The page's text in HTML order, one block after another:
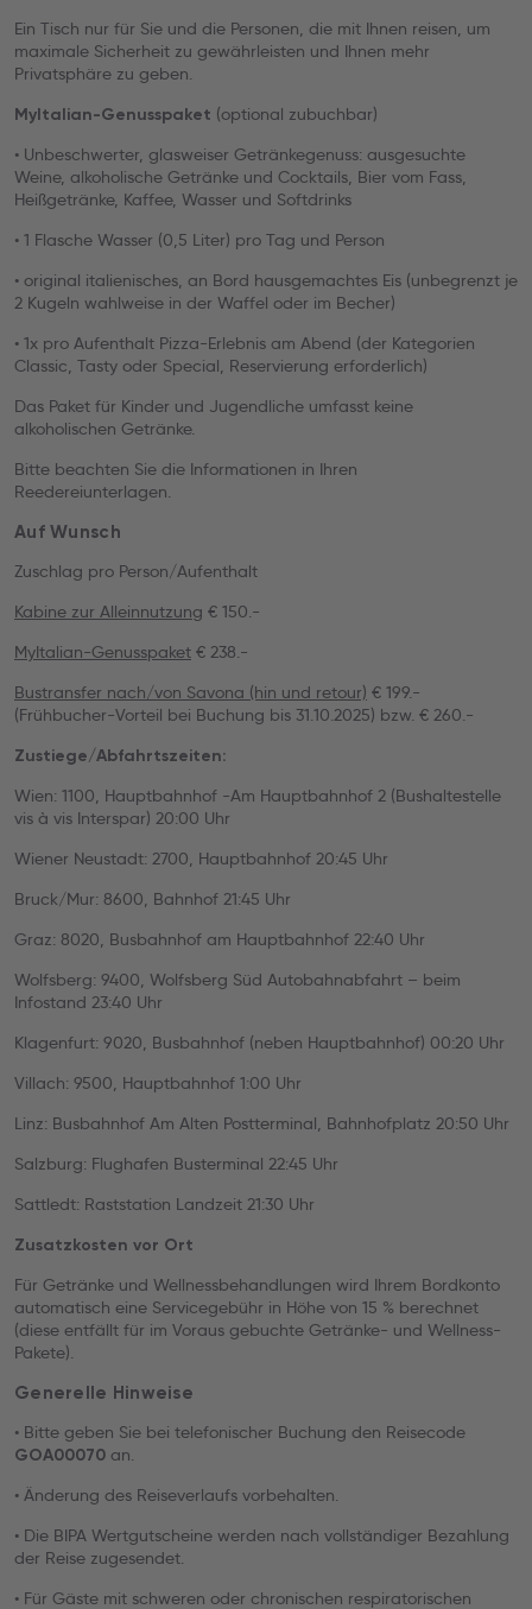
Ein Tisch nur für Sie und die Personen, die mit Ihnen reisen, um
maximale Sicherheit zu gewährleisten und Ihnen mehr
Privatsphäre zu geben.
MyItalian-Genusspaket (optional zubuchbar)
• Unbeschwerter, glasweiser Getränkegenuss: ausgesuchte
Weine, alkoholische Getränke und Cocktails, Bier vom Fass,
Heißgetränke, Kaffee, Wasser und Softdrinks
• 1 Flasche Wasser (0,5 Liter) pro Tag und Person
• original italienisches, an Bord hausgemachtes Eis (unbegrenzt je
2 Kugeln wahlweise in der Waffel oder im Becher)
• 1x pro Aufenthalt Pizza-Erlebnis am Abend (der Kategorien
Classic, Tasty oder Special, Reservierung erforderlich)
Das Paket für Kinder und Jugendliche umfasst keine
alkoholischen Getränke.
Bitte beachten Sie die Informationen in Ihren
Reedereiunterlagen.
Auf Wunsch
Zuschlag pro Person/Aufenthalt
Kabine zur Alleinnutzung € 150.-
MyItalian-Genusspaket € 238.-
Bustransfer nach/von Savona (hin und retour) € 199.-
(Frühbucher-Vorteil bei Buchung bis 31.10.2025) bzw. € 260.-
Zustiege/Abfahrtszeiten:
Wien: 1100, Hauptbahnhof -Am Hauptbahnhof 2 (Bushaltestelle
vis à vis Interspar) 20:00 Uhr
Wiener Neustadt: 2700, Hauptbahnhof 20:45 Uhr
Bruck/Mur: 8600, Bahnhof 21:45 Uhr
Graz: 8020, Busbahnhof am Hauptbahnhof 22:40 Uhr
Wolfsberg: 9400, Wolfsberg Süd Autobahnabfahrt – beim
Infostand 23:40 Uhr
Klagenfurt: 9020, Busbahnhof (neben Hauptbahnhof) 00:20 Uhr
Villach: 9500, Hauptbahnhof 1:00 Uhr
Linz: Busbahnhof Am Alten Postterminal, Bahnhofplatz 20:50 Uhr
Salzburg: Flughafen Busterminal 22:45 Uhr
Sattledt: Raststation Landzeit 21:30 Uhr
Zusatzkosten vor Ort
Für Getränke und Wellnessbehandlungen wird Ihrem Bordkonto
automatisch eine Servicegebühr in Höhe von 15 % berechnet
(diese entfällt für im Voraus gebuchte Getränke- und Wellness-
Pakete).
Generelle Hinweise
• Bitte geben Sie bei telefonischer Buchung den Reisecode
GOA00070 an.
• Änderung des Reiseverlaufs vorbehalten.
• Die BIPA Wertgutscheine werden nach vollständiger Bezahlung
der Reise zugesendet.
• Für Gäste mit schweren oder chronischen respiratorischen